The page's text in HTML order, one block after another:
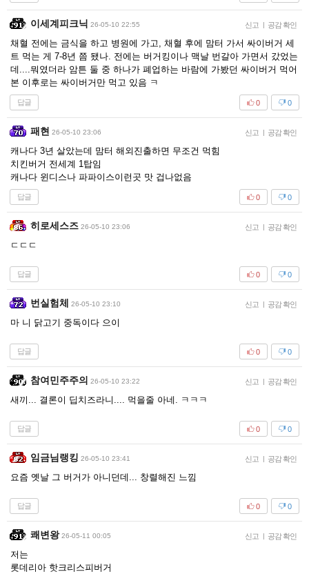
이세계피크닉 26-05-10 22:55 신고 | 공감 확인
채혈 전에는 금식을 하고 병원에 가고, 채혈 후에 맘터 가서 싸이버거 세
트 먹는 게 7-8년 쯤 됐나. 전에는 버거킹이나 맥날 번갈아 가면서 갔었는
데....뭐였더라 암튼 둘 중 하나가 폐업하는 바람에 가봤던 싸이버거 먹어
본 이후로는 싸이버거만 먹고 있음 ㅋ
답글 0
0
패현 26-05-10 23:06 신고 | 공감 확인
캐나다 3년 살았는데 맘터 해외진출하면 무조건 먹힘
치킨버거 전세계 1탑임
캐나다 윈디스나 파파이스이런곳 맛 겁나없음
답글 0
0
히로세스즈 26-05-10 23:06 신고 | 공감 확인
ㄷㄷㄷ
답글 0
0
번실험체 26-05-10 23:10 신고 | 공감 확인
마 니 닭고기 중독이다 으이
답글 0
0
참여민주주의 26-05-10 23:22 신고 | 공감 확인
새끼... 결론이 딥치즈라니.... 먹을줄 아네. ㅋㅋㅋ
답글 0
0
임금님랭킹 26-05-10 23:41 신고 | 공감 확인
요즘 옛날 그 버거가 아니던데... 창렬해진 느낌
답글 0
0
쾌변왕 26-05-11 00:05 신고 | 공감 확인
저는
롯데리아 핫크리스피버거